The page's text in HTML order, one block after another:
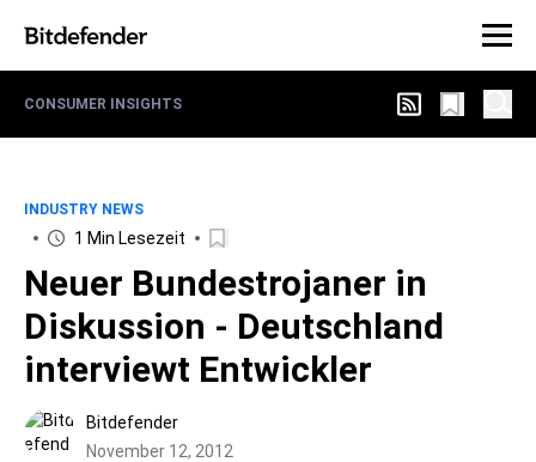
CONSUMER INSIGHTS
INDUSTRY NEWS
1 Min Lesezeit
Neuer Bundestrojaner in
Diskussion - Deutschland
interviewt Entwickler
Bitdefender
November 12, 2012